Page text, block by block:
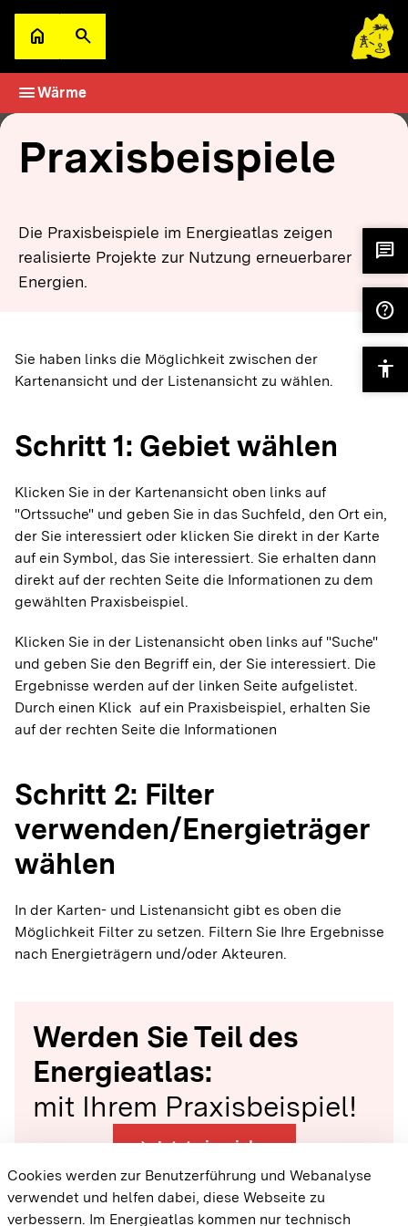
Zum Hauptinhalt springen
homeZur Startseite
searchSuche öffnen
menuWärme
Praxisbeispiele
Die Praxisbeispiele im Energieatlas zeigen
realisierte Projekte zur Nutzung erneuerbarer
Energien.
Sie haben links die Möglichkeit zwischen der
Kartenansicht und der Listenansicht zu wählen.
Schritt 1: Gebiet wählen
Klicken Sie in der Kartenansicht oben links auf
"Ortssuche" und geben Sie in das Suchfeld, den Ort ein,
der Sie interessiert oder klicken Sie direkt in der Karte
auf ein Symbol, das Sie interessiert. Sie erhalten dann
direkt auf der rechten Seite die Informationen zu dem
gewählten Praxisbeispiel.
Klicken Sie in der Listenansicht oben links auf "Suche"
und geben Sie den Begriff ein, der Sie interessiert. Die
Ergebnisse werden auf der linken Seite aufgelistet.
Durch einen Klick auf ein Praxisbeispiel, erhalten Sie
auf der rechten Seite die Informationen
Schritt 2: Filter
verwenden/Energieträger
wählen
In der Karten- und Listenansicht gibt es oben die
Möglichkeit Filter zu setzen. Filtern Sie Ihre Ergebnisse
nach Energieträgern und/oder Akteuren.
Werden Sie Teil des
Energieatlas:
mit Ihrem Praxisbeispiel!
arrow_forwardJetzt einreichen
{{#displayPraxisbeispielMap}} {{{body}}}
chat
help
accessibility
Cookies werden zur Benutzerführung und Webanalyse
verwendet und helfen dabei, diese Webseite zu
verbessern. Im Energieatlas kommen nur technisch